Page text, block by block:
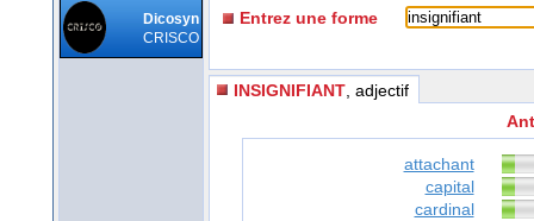
Dicosyn
CRISCO
Entrez une forme
INSIGNIFIANT , adjectif
attachant
capital
cardinal